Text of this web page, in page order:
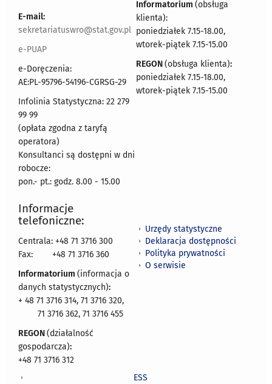
E-mail:
sekretariatuswro@stat.gov.pl
e-PUAP
e-Doręczenia:
AE:PL-95796-54196-CGRSG-29
Infolinia Statystyczna: 22 279
99 99
(opłata zgodna z taryfą
operatora)
Konsultanci są dostępni w dni
robocze:
pon.- pt.: godz. 8.00 - 15.00
Informatorium (obsługa
klienta):
poniedziałek 7.15-18.00,
wtorek-piątek 7.15-15.00
REGON(obsługa klienta):
poniedziałek 7.15-18.00,
wtorek-piątek 7.15-15.00
Informacje
telefoniczne:
Centrala: +48 71 3716 300
Fax:
+48 71 3716 360
Informatorium (informacja o
danych statystycznych):
+ 48 71 3716 314, 71 3716 320,
71 3716 362, 71 3716 455
REGON(działalność
gospodarcza):
+48 71 3716 312
Urzędy statystyczne
Deklaracja dostępności
Polityka prywatności
O serwisie
ESS